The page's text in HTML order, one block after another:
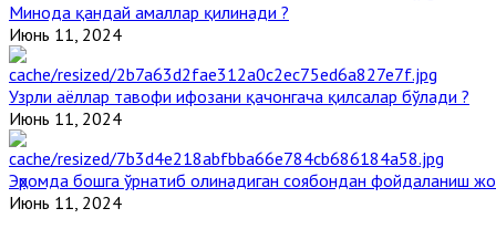
Минода қандай амаллар қилинади ?
Июнь 11, 2024
Узрли аёллар тавофи ифозани қачонгача қилсалар бўлади ?
Июнь 11, 2024
Эҳромда бошга ўрнатиб олинадиган соябондан фойдаланиш
Июнь 11, 2024